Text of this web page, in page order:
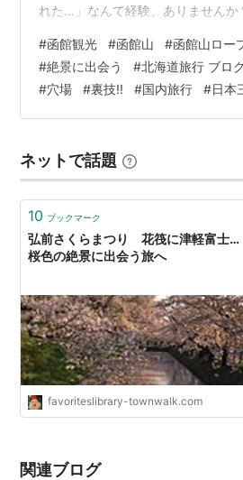
れた…」なんて経験、ありませんか
きの場所」があるんです。 混雑の
台を後に… 私たちが函館山に到着し
の18時前。すでに展望スペースはす
は18:20、夜景になるのは19:00頃
が苦手な私たち親子は…
#函館観光 #函館山 #函館山ロー
#絶景に出会う #北海道旅行 ブロ
#穴場 #裏技!! #国内旅行 #日本
ネットで話題
10 ブックマーク
弘前さくらまつり 花筏に津軽富士…
桜色の絶景に出会う旅へ
favoriteslibrary-townwalk.com
関連ブログ